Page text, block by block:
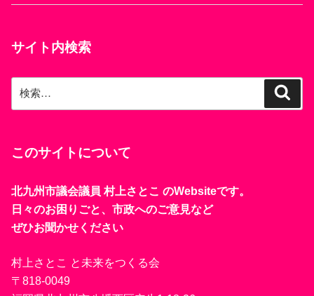
サイト内検索
検
このサイトについて
北九州市議会議員 村上さとこ のWebsiteです。
日々のお困りごと、市政へのご意見など
ぜひお聞かせください
村上さとこ と未来をつくる会
〒818-0049